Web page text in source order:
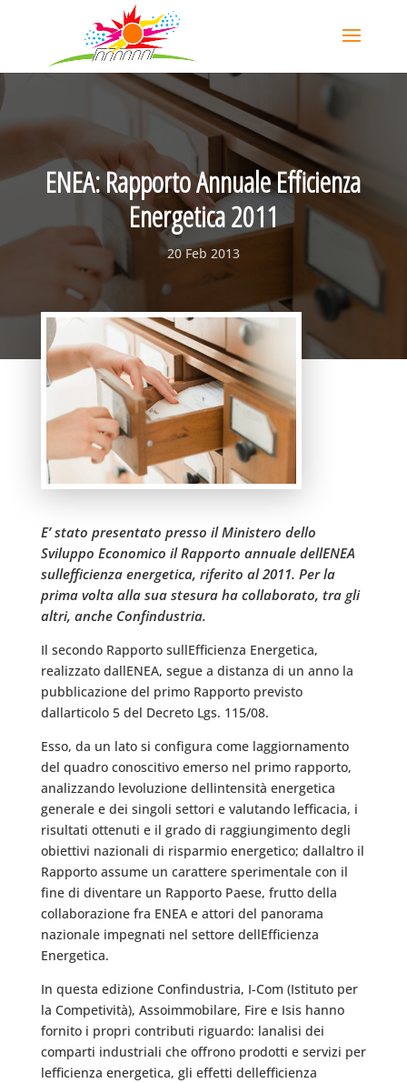
ENEA: Rapporto Annuale Efficienza
Energetica 2011
20 Feb 2013
E’ stato presentato presso il Ministero dello
Sviluppo Economico il Rapporto annuale dellENEA
sullefficienza energetica, riferito al 2011. Per la
prima volta alla sua stesura ha collaborato, tra gli
altri, anche Confindustria.
Il secondo Rapporto sullEfficienza Energetica,
realizzato dallENEA, segue a distanza di un anno la
pubblicazione del primo Rapporto previsto
dallarticolo 5 del Decreto Lgs. 115/08.
Esso, da un lato si configura come laggiornamento
del quadro conoscitivo emerso nel primo rapporto,
analizzando levoluzione dellintensità energetica
generale e dei singoli settori e valutando lefficacia, i
risultati ottenuti e il grado di raggiungimento degli
obiettivi nazionali di risparmio energetico; dallaltro il
Rapporto assume un carattere sperimentale con il
fine di diventare un Rapporto Paese, frutto della
collaborazione fra ENEA e attori del panorama
nazionale impegnati nel settore dellEfficienza
Energetica.
In questa edizione Confindustria, I-Com (Istituto per
la Competività), Assoimmobilare, Fire e Isis hanno
fornito i propri contributi riguardo: lanalisi dei
comparti industriali che offrono prodotti e servizi per
lefficienza energetica, gli effetti dellefficienza